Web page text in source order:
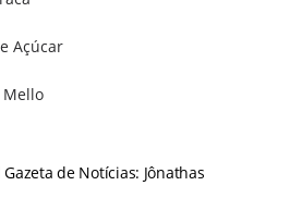
Açúcar
Mello
de Notícias: Jônathas